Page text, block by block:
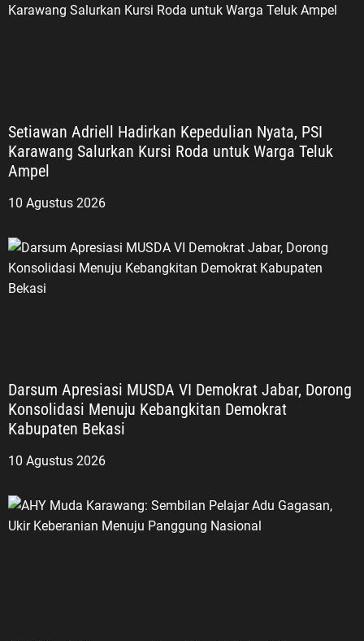
Setiawan Adriell Hadirkan Kepedulian Nyata, PSI
Karawang Salurkan Kursi Roda untuk Warga Teluk
Ampel
10 Agustus 2026
Darsum Apresiasi MUSDA VI Demokrat Jabar, Dorong
Konsolidasi Menuju Kebangkitan Demokrat
Kabupaten Bekasi
10 Agustus 2026